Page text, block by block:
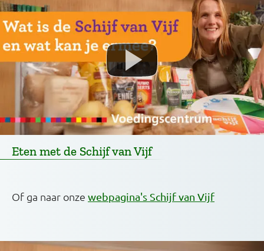
Eten met de Schijf van Vijf
Of ga naar onze webpagina's Schijf van Vijf